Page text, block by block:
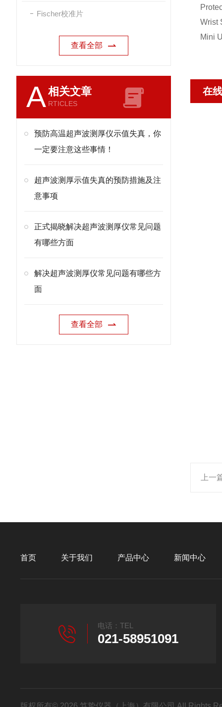
Fischer校准片
查看全部
A相关文章
RTICLES
预防高温超声波测厚仪示值失真，你
一定要注意这些事情！
超声波测厚示值失真的预防措施及注
意事项
正式揭晓解决超声波测厚仪常见问题
有哪些方面
解决超声波测厚仪常见问题有哪些方
面
查看全部
Mini
在
上一
首页 关于我们 产品中心 新闻中心
电话：TEL
021-58951091